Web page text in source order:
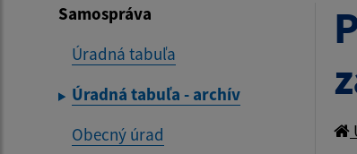
Samospráva
Úradná tabuľa
Úradná tabuľa - archív
Obecný úrad